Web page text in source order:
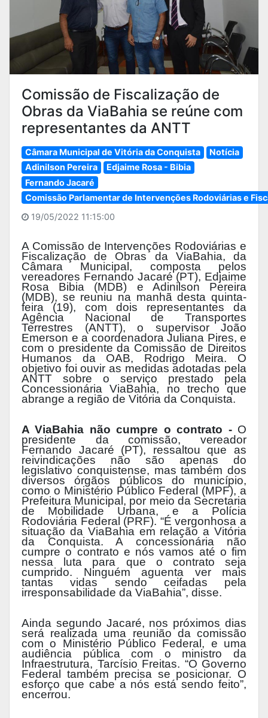
Comissão de Fiscalização de
Obras da ViaBahia se reúne com
representantes da ANTT
Câmara Municipal de Vitória da Conquista
Notícia
Adinilson Pereira
Edjaime Rosa - Bibia
Fernando Jacaré
Comissão Parlamentar de Intervenções Rodoviárias e
19/05/2022 11:15:00
A Comissão de Intervenções Rodoviárias e
Fiscalização de Obras da ViaBahia, da
Câmara Municipal, composta pelos
vereadores Fernando Jacaré (PT), Edjaime
Rosa Bibia (MDB) e Adinilson Pereira
(MDB), se reuniu na manhã desta quinta-
feira (19), com dois representantes da
Agência Nacional de Transportes
Terrestres (ANTT), o supervisor João
Emerson e a coordenadora Juliana Pires, e
com o presidente da Comissão de Direitos
Humanos da OAB, Rodrigo Meira. O
objetivo foi ouvir as medidas adotadas pela
ANTT sobre o serviço prestado pela
Concessionária ViaBahia, no trecho que
abrange a região de Vitória da Conquista.
A ViaBahia não cumpre o contrato -O
presidente da comissão, vereador
Fernando Jacaré (PT), ressaltou que as
reivindicações não são apenas do
legislativo conquistense, mas também dos
diversos órgãos públicos do município,
como o Ministério Público Federal (MPF), a
Prefeitura Municipal, por meio da Secretaria
de Mobilidade Urbana, e a Polícia
Rodoviária Federal (PRF). “É vergonhosa a
situação da ViaBahia em relação a Vitória
da Conquista. A concessionária não
cumpre o contrato e nós vamos até o fim
nessa luta para que o contrato seja
cumprido. Ninguém aguenta ver mais
tantas vidas sendo ceifadas pela
irresponsabilidade da ViaBahia”, disse.
Ainda segundo Jacaré, nos próximos dias
será realizada uma reunião da comissão
com o Ministério Público Federal, e uma
audiência pública com o ministro da
Infraestrutura, Tarcísio Freitas. “O Governo
Federal também precisa se posicionar. O
esforço que cabe a nós está sendo feito”,
encerrou.